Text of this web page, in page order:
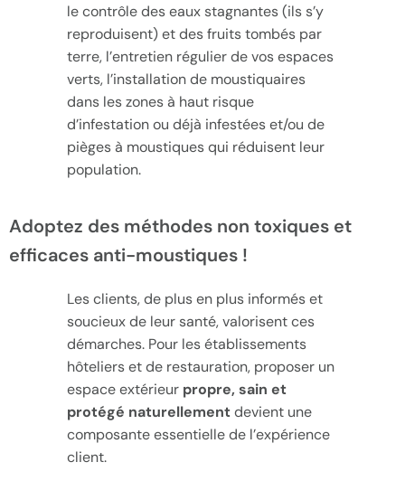
le contrôle des eaux stagnantes (ils s’y
reproduisent) et des fruits tombés par
terre, l’entretien régulier de vos espaces
verts, l’installation de moustiquaires
dans les zones à haut risque
d’infestation ou déjà infestées et/ou de
pièges à moustiques qui réduisent leur
population.
Adoptez des méthodes non toxiques et
efficaces anti-moustiques !
Les clients, de plus en plus informés et
soucieux de leur santé, valorisent ces
démarches. Pour les établissements
hôteliers et de restauration, proposer un
espace extérieur propre, sain et
protégé naturellementdevient une
composante essentielle de l’expérience
client.